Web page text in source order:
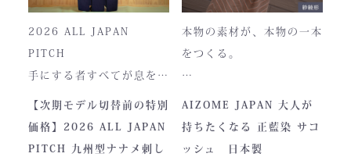
2026 ALL JAPAN
PITCH
手にする者すべてが息をの
む、現代剣道具の頂点。一
度着けた者にしかわからな
い、“本物”の存在感。ALL
【次期モデル切替前の特別
価格】2026 ALL JAPAN
PITCH 九州型ナナメ刺し
本物の素材が、本物の一本
をつくる。
本製品は、日本が誇る伝統
素材「正藍染生地」を使用
し、熊本の製作拠点にて一
AIZOME JAPAN 大人が
持ちたくなる 正藍染 サコ
ッシュ 日本製